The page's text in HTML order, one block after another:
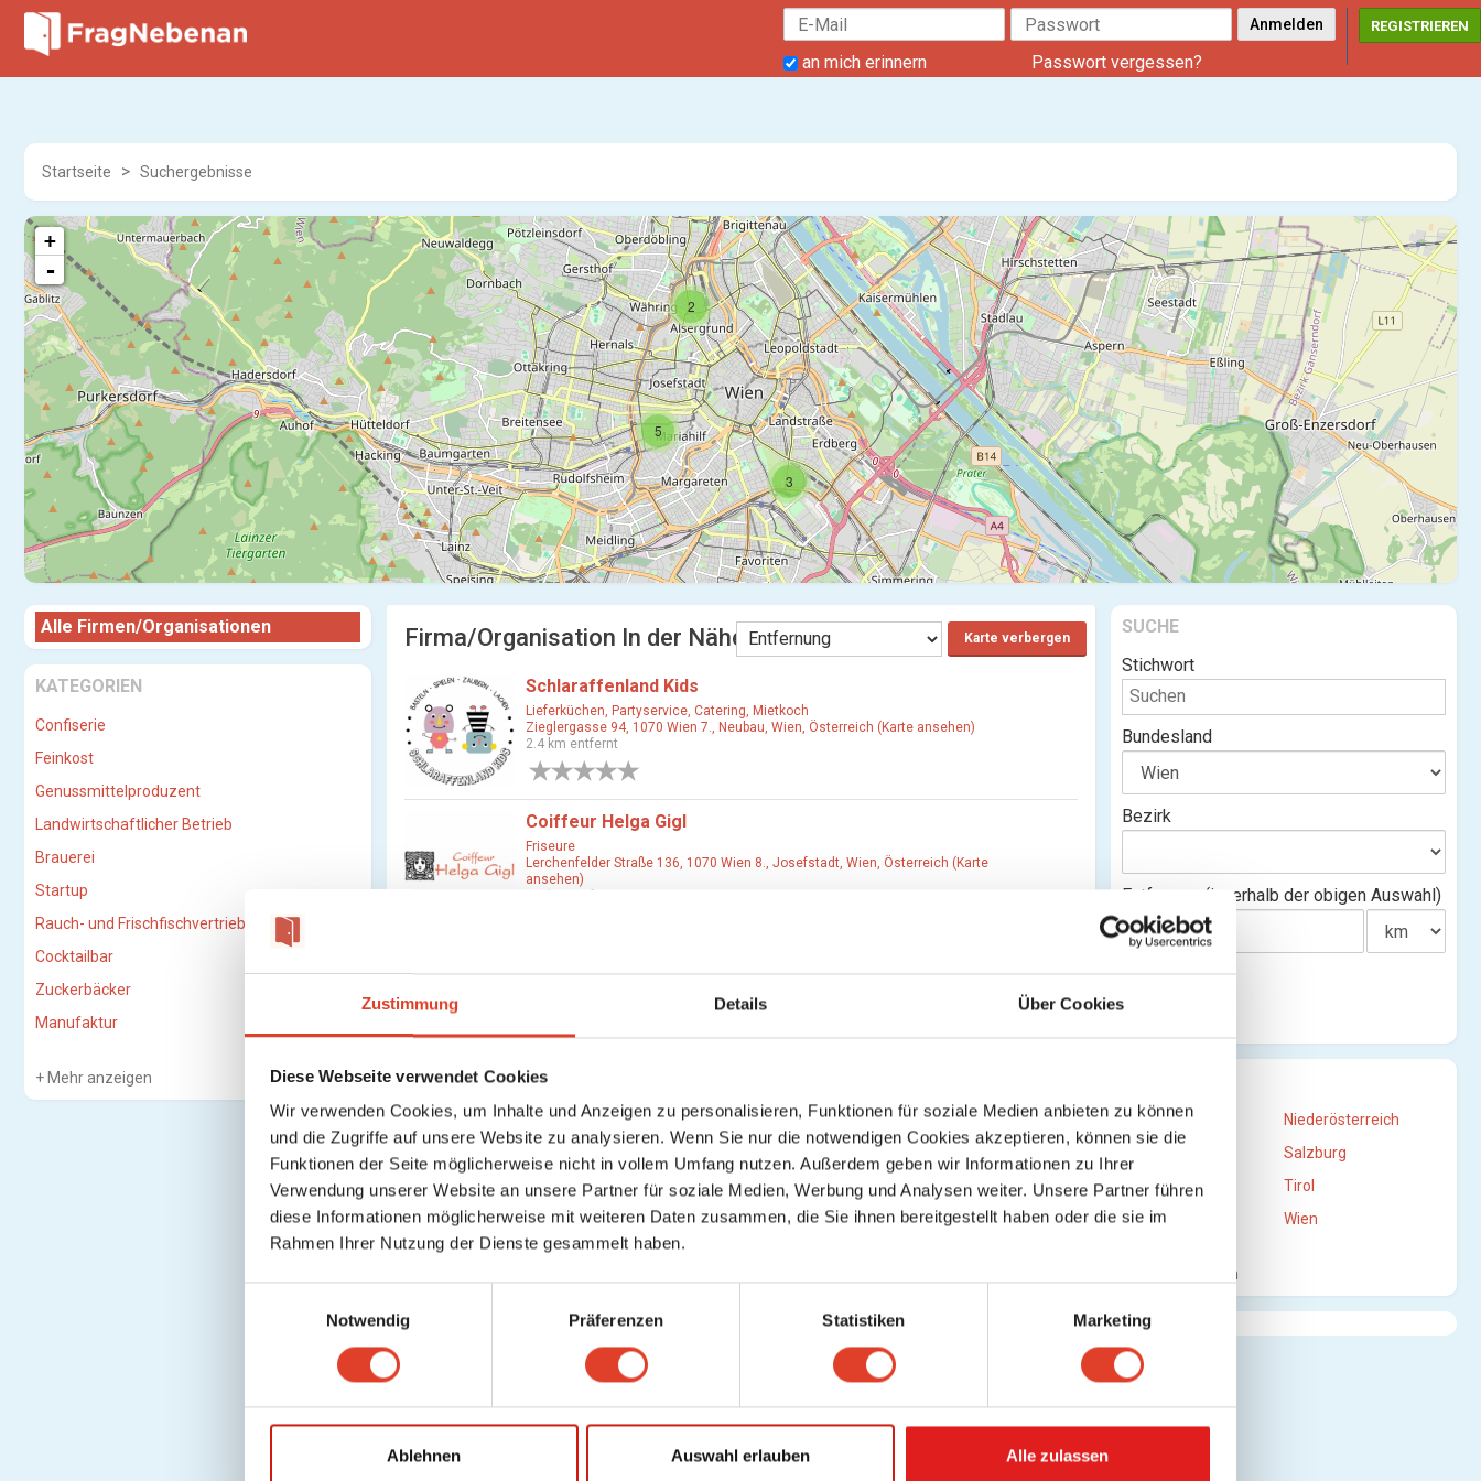
Zustimmung Details Über Cookies
Diese Webseite verwendet Cookies
Wir verwenden Cookies, um Inhalte und Anzeigen zu personalisieren, Funktionen für soziale Medien anbieten zu können
und die Zugriffe auf unsere Website zu analysieren. Wenn Sie nur die notwendigen Cookies akzeptieren, können sie die
Funktionen der Seite möglicherweise nicht in vollem Umfang nutzen. Außerdem geben wir Informationen zu Ihrer
Verwendung unserer Website an unsere Partner für soziale Medien, Werbung und Analysen weiter. Unsere Partner führen
diese Informationen möglicherweise mit weiteren Daten zusammen, die Sie ihnen bereitgestellt haben oder die sie im
Rahmen Ihrer Nutzung der Dienste gesammelt haben.
Notwendig Präferenzen Statistiken Marketing
Ablehnen Auswahl erlauben Alle zulassen
an mich erinnern Passwort vergessen?
REGISTRIEREN
Startseite Suchergebnisse
3
2
5
+
-
Alle Firmen/Organisationen
KATEGORIEN
Confiserie
Feinkost
Genussmittelproduzent
Landwirtschaftlicher Betrieb
Brauerei
Startup
Rauch- und Frischfischvertriebs-GmbH
Cocktailbar
Zuckerbäcker
Manufaktur
Mehr anzeigen
SUCHE
Stichwort
Bundesland
Bezirk
Entfernung(innerhalb der obigen Auswahl)
Burgenland
Niederösterreich
Salzburg
Steiermark
Tirol
Vorarlberg
Wien
Mehr anzeigen
Firma/Organisation In der Nähe Wien Karte verbergen
Schlaraffenland Kids
Lieferküchen, Partyservice, Catering, Mietkoch
Zieglergasse 94, 1070 Wien 7., Neubau, Wien, Österreich (Karte ansehen)
2.4 km entfernt
Coiffeur Helga Gigl
Friseure
Lerchenfelder Straße 136, 1070 Wien 8., Josefstadt, Wien, Österreich (Karte
ansehen)
styling number 9
Wiesengasse 2, 1090 Wien 9., Alsergrund, Wien, Österreich (Karte ansehen)
2.41 km entfernt
Klappertopf Lebensmittel-Kooperative Landstraße
Feinkost,Genussmittelproduzent,Dorf-/Ortsverein
Rabengasse 2, 1030 Wien 3., Landstraße, Wien, Österreich (Karte ansehen)
2.41 km entfernt
0 Bewertungen
meinbezirk.at
Am Belvedere 10, 1100 Wien 10., Favoriten, Wien, Österreich (Karte ansehen)
0 Bewertungen
meinbezirk.at
INSPI - Neues gut finden.
Online-Community / Plattform